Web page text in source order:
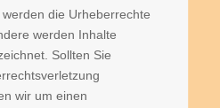
die Urheberrechte
werden Inhalte
Sollten Sie
wir um einen